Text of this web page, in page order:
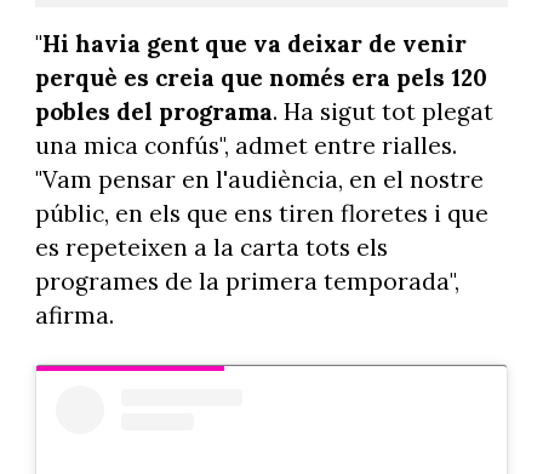
"Hi havia gent que va deixar de venir
perquè es creia que només era pels 120
pobles del programa. Ha sigut tot plegat
una mica confús", admet entre rialles.
"Vam pensar en l'audiència, en el nostre
públic, en els que ens tiren floretes i que
es repeteixen a la carta tots els
programes de la primera temporada",
afirma.